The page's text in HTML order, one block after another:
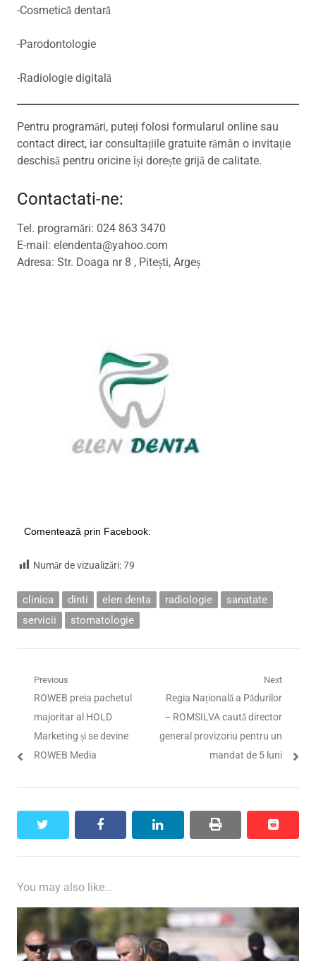
-Cosmetică dentară
-Parodontologie
-Radiologie digitală
Pentru programări, puteți folosi formularul online sau
contact direct, iar consultațiile gratuite rămân o invitație
deschisă pentru oricine își dorește grijă de calitate.
Contactati-ne:
Tel. programări: 024 863 3470
E-mail: elendenta@yahoo.com
Adresa: Str. Doaga nr 8 , Pitești, Argeș
Comentează prin Facebook:
Număr de vizualizări:79
clinica dinti elen denta radiologie
sanatate
servicii
stomatologie
Navigare
articole
Previous
Previous
post:
ROWEB preia pachetul
majoritar al HOLD
Marketing și se devine
ROWEB Media
Next
Next
post:
Regia Națională a Pădurilor
– ROMSILVA caută director
general provizoriu pentru un
mandat de 5 luni
facebook linkedin print reddit
reddit
You may also like...